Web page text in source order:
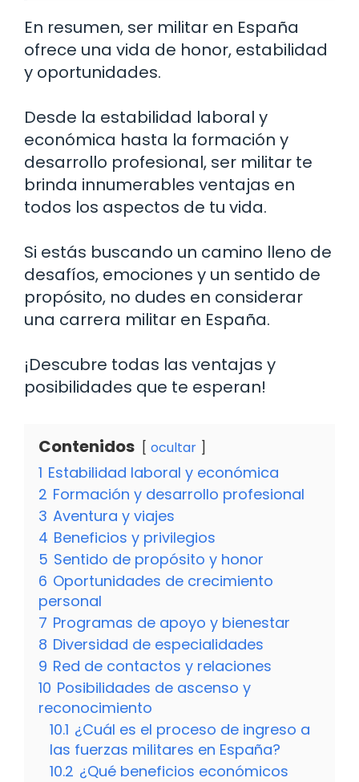
En resumen, ser militar en España
ofrece una vida de honor, estabilidad
y oportunidades.
Desde la estabilidad laboral y
económica hasta la formación y
desarrollo profesional, ser militar te
brinda innumerables ventajas en
todos los aspectos de tu vida.
Si estás buscando un camino lleno de
desafíos, emociones y un sentido de
propósito, no dudes en considerar
una carrera militar en España.
¡Descubre todas las ventajas y
posibilidades que te esperan!
Contenidos ocultar
1 Estabilidad laboral y económica
2 Formación y desarrollo profesional
3 Aventura y viajes
4 Beneficios y privilegios
5 Sentido de propósito y honor
6 Oportunidades de crecimiento
personal
7 Programas de apoyo y bienestar
8 Diversidad de especialidades
9 Red de contactos y relaciones
10 Posibilidades de ascenso y
reconocimiento
10.1 ¿Cuál es el proceso de ingreso a
las fuerzas militares en España?
10.2 ¿Qué beneficios económicos